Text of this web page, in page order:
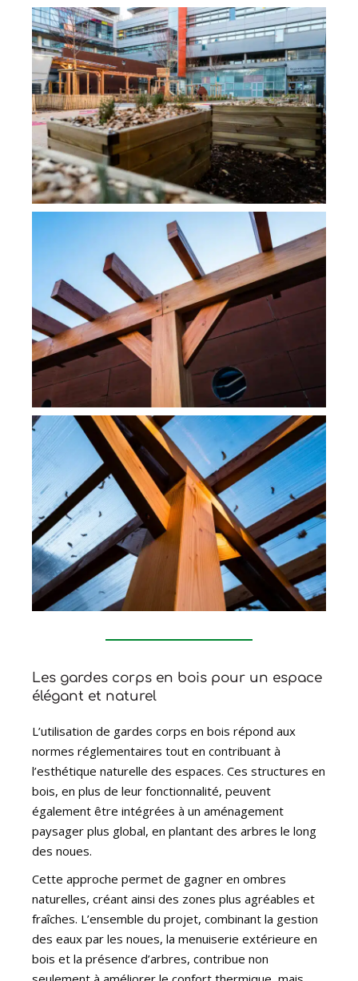
Les gardes corps en bois pour un espace
élégant et naturel
L’utilisation de gardes corps en bois répond aux
normes réglementaires tout en contribuant à
l’esthétique naturelle des espaces. Ces structures en
bois, en plus de leur fonctionnalité, peuvent
également être intégrées à un aménagement
paysager plus global, en plantant des arbres le long
des noues.
Cette approche permet de gagner en ombres
naturelles, créant ainsi des zones plus agréables et
fraîches. L’ensemble du projet, combinant la gestion
des eaux par les noues, la menuiserie extérieure en
bois et la présence d’arbres, contribue non